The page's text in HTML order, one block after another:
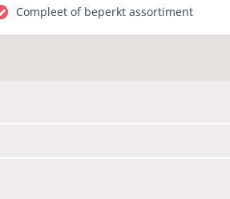
Compleet of beperkt assortiment